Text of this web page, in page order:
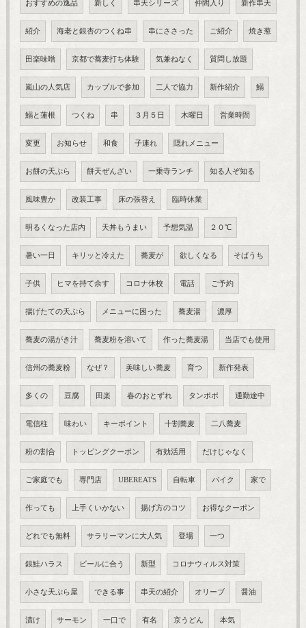
おすすめの逸品 新しく 串天シリーズ 仲間入り 新作串天
紹介 海老と銀杏のつくね串 串にささった ご紹介 焼き葱
田楽味噌 京都で蕎麦打ち体験 気兼ねなく 質問し放題
嵐山の人気店 カップルで参加 二人で協力 新作紹介 鰯
鰯と蓮根 つくね 串 ３月５日 木曜日 営業時間
変更 お知らせ 和食 子連れ 隠れメニュー
お餅の天ぷら 餅天ぜんざい 一乗寺ランチ 知る人ぞ知る
風味豊か 改装工事 床の張替え 臨時休業
明るくなった店内 天丼もうまい 予想気温 ２０℃
暑い一日 キリッと冷えた 蕎麦が 欲しくなる そばうち
子供 ヒマを持て余す コロナ休校 電話 ご予約
揚げたての天ぷら メニューに困った 蕎麦湯 濃厚
蕎麦の湯がき汁 蕎麦粉を溶いて 作った蕎麦湯 当店でも使用
信州の蕎麦粉 なぜ？ 美味しい蕎麦 育つ 新作発表
多くの 豆腐 田楽 春のおとずれ タンポポ 通勤途中
電信柱 味わい キーポイント 十割蕎麦 二八蕎麦
粉の割合 トッピングクーポン 有効活用 だけじゃなく
ご家庭でも 専門店 UBEREATS 自転車 バイク 家で
作っても 上手くいかない 揚げ方のコツ お得なクーポン
どれでも無料 サラリーマンに大人気 登場 一つ
銀鮭ハラス ビールに合う 新型 コロナウィルス対策
小さな天ぷら屋 できる事 串天の紹介 オリーブ 醤油
漬け サーモン 一口で 有名 京うどん 本気